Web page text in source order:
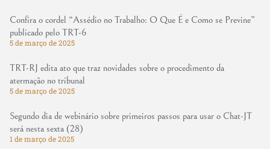
Confira o cordel “Assédio no Trabalho: O Que É e Como se Previne”
publicado pelo TRT-6
5 de março de 2025
TRT-RJ edita ato que traz novidades sobre o procedimento da
atermação no tribunal
5 de março de 2025
Segundo dia de webinário sobre primeiros passos para usar o Chat-JT
será nesta sexta (28)
1 de março de 2025